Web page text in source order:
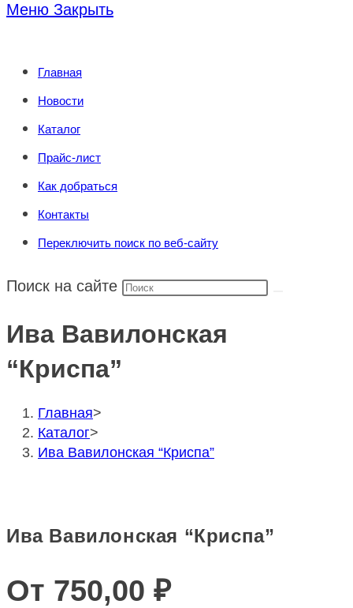
Меню Закрыть
Главная
Новости
Каталог
Прайс-лист
Как добраться
Контакты
Переключить поиск по веб-сайту
Поиск на сайте
Ива Вавилонская
“Криспа”
Главная>
Каталог>
Ива Вавилонская “Криспа”
Ива Вавилонская “Криспа”
От 750,00 ₽